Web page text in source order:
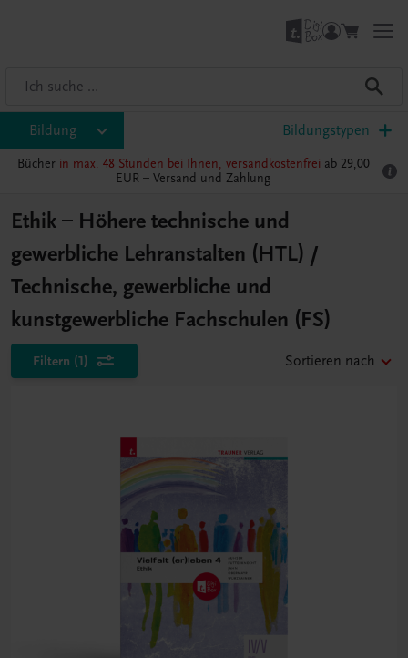
Bildung Bildungstypen
Bücher in max. 48 Stunden bei Ihnen, versandkostenfrei ab 29,00
EUR – Versand und Zahlung
Ethik – Höhere technische und
gewerbliche Lehranstalten (HTL) /
Technische, gewerbliche und
kunstgewerbliche Fachschulen (FS)
Filtern (1) Sortieren nach